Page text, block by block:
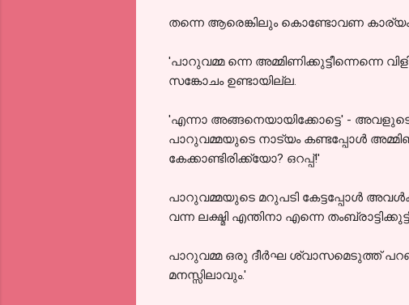
തന്നെ ആരെങ്കിലും കൊണ്ടോവണ കാര്യം
'പാറുവമ്മ ന്നെ അമ്മിണിക്കുട്ടീന്നെന്നെ
സങ്കോചം ഉണ്ടായില്ല.
'എന്നാ അങ്ങനെയായിക്കോട്ടെ' -
പാറുവമ്മയുടെ നാട്യം കണ്ടപ്പോൾ
കേക്കാണ്ടിരിക്ക്യോ? ഒറപ്പ്!'
പാറുവമ്മയുടെ മറുപടി കേട്ടപ്പോൾ
വന്ന ലക്ഷ്മി എന്തിനാ എന്നെ
പാറുവമ്മ ഒരു ദീർഘ ശ്വാസമെടുത്ത്
മനസ്സിലാവും.'